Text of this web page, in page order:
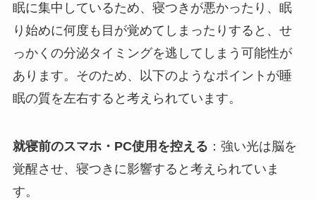
眠に集中しているため、寝つきが悪かったり、眠
り始めに何度も目が覚めてしまったりすると、せ
っかくの分泌タイミングを逃してしまう可能性が
あります。そのため、以下のようなポイントが睡
眠の質を左右すると考えられています。
就寝前のスマホ・PC使用を控える ：強い光は脳を
覚醒させ、寝つきに影響すると考えられていま
す。